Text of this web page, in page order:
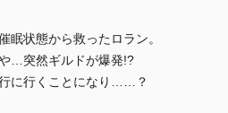
眠状態から救ったロラン。
…突然ギルドが爆発!?
に行くことになり……？